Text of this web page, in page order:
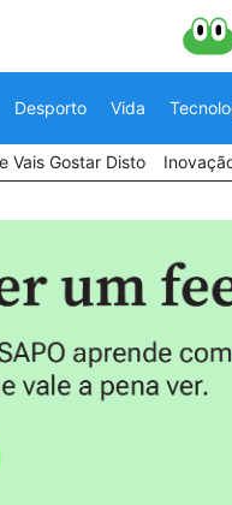
Desporto Vida
Vais Gostar Disto